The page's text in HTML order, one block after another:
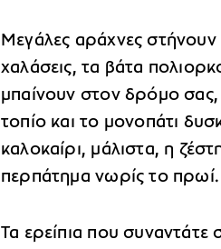
Μεγάλες αράχνες στήνουν
χαλάσεις, τα βάτα
μπαίνουν στον δρόμο
τοπίο και το μονοπάτι
καλοκαίρι, μάλιστα, η
περπάτημα νωρίς το πρωί.
Τα ερείπια που